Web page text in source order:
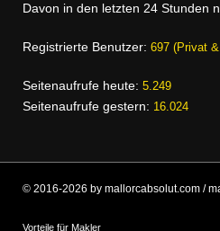
Davon in den letzten 24 Stunden
Registrierte Benutzer: 697 (Privat
Seitenaufrufe heute: 5.249
Seitenaufrufe gestern: 16.024
© 2016-2026 by mallorcabsolut.com /
Vorteile für Makler